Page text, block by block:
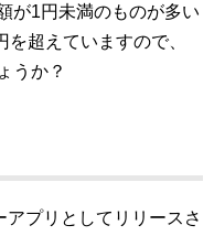
が1円未満のものが多い
超えていますので、
うか？
プリとしてリリースさ